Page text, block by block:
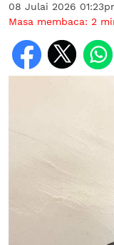
08 Julai 2026
Masa membaca: 2